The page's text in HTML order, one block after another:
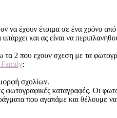
να έχουν έτοιμα σε ένα χρόνο
και ας είναι να
τα 2 που εχουν σχεση με τα
:
σχολίων.
φωτογραφικές καταγραφές. Οι
που αγαπάμε και θέλουμε